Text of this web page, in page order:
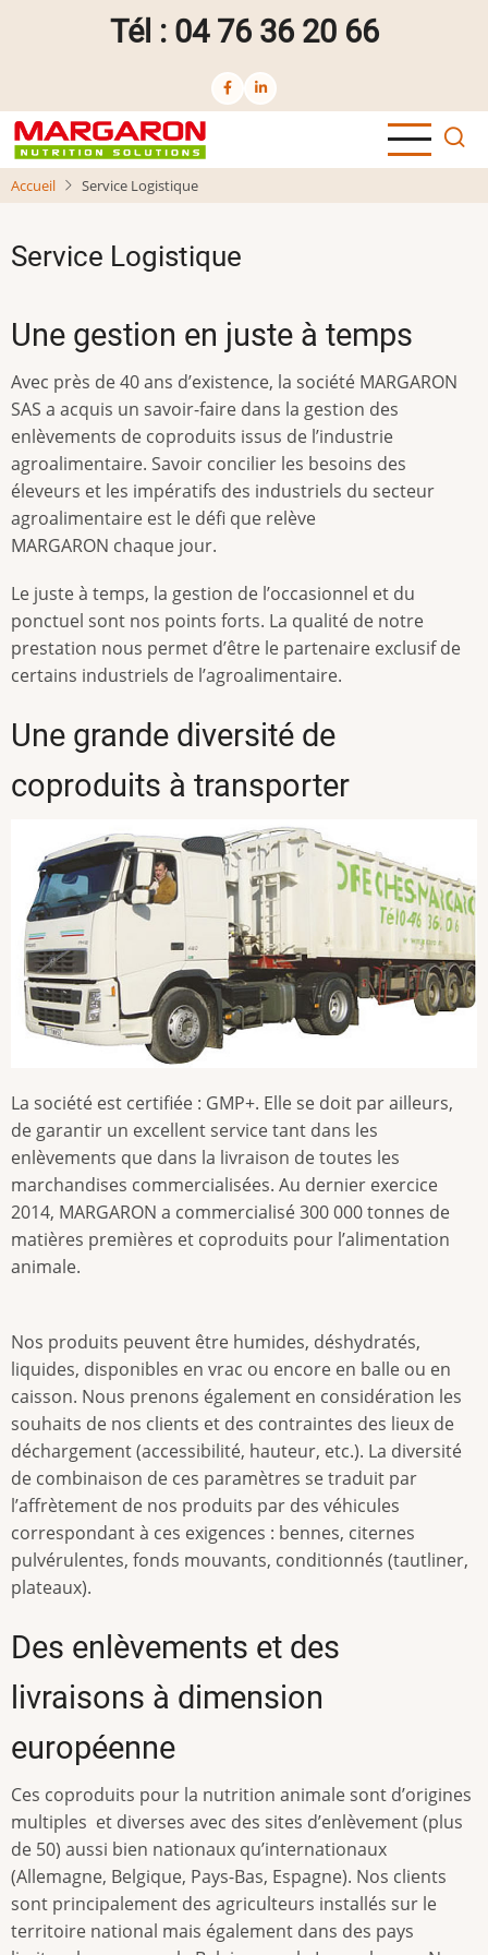
Tél : 04 76 36 20 66
Accueil Service Logistique
Service Logistique
Une gestion en juste à temps
Avec près de 40 ans d’existence, la société MARGARON
SAS a acquis un savoir-faire dans la gestion des
enlèvements de coproduits issus de l’industrie
agroalimentaire. Savoir concilier les besoins des
éleveurs et les impératifs des industriels du secteur
agroalimentaire est le défi que relève
MARGARON chaque jour.
Le juste à temps, la gestion de l’occasionnel et du
ponctuel sont nos points forts. La qualité de notre
prestation nous permet d’être le partenaire exclusif de
certains industriels de l’agroalimentaire.
Une grande diversité de
coproduits à transporter
La société est certifiée : GMP+. Elle se doit par ailleurs,
de garantir un excellent service tant dans les
enlèvements que dans la livraison de toutes les
marchandises commercialisées. Au dernier exercice
2014, MARGARON a commercialisé 300 000 tonnes de
matières premières et coproduits pour l’alimentation
animale.
Nos produits peuvent être humides, déshydratés,
liquides, disponibles en vrac ou encore en balle ou en
caisson. Nous prenons également en considération les
souhaits de nos clients et des contraintes des lieux de
déchargement (accessibilité, hauteur, etc.). La diversité
de combinaison de ces paramètres se traduit par
l’affrètement de nos produits par des véhicules
correspondant à ces exigences : bennes, citernes
pulvérulentes, fonds mouvants, conditionnés (tautliner,
plateaux).
Des enlèvements et des
livraisons à dimension
européenne
Ces coproduits pour la nutrition animale sont d’origines
multiples et diverses avec des sites d’enlèvement (plus
de 50) aussi bien nationaux qu’internationaux
(Allemagne, Belgique, Pays-Bas, Espagne). Nos clients
sont principalement des agriculteurs installés sur le
territoire national mais également dans des pays